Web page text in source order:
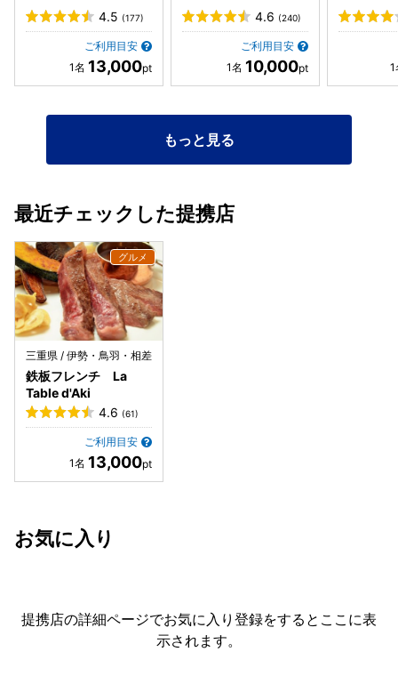
して下さるお店だと思います。
4.5 (177)
ご利用目安
13,000
4.6 (240)
ご利用目安
10,000
もっと見る
最近チェックした提携店
三重県 / 伊勢・鳥羽・相差
鉄板フレンチ La
Table d'Aki
4.6 (61)
ご利用目安
13,000
お気に入り
提携店の詳細ページでお気に入り登録をすると ここに表
示されます。